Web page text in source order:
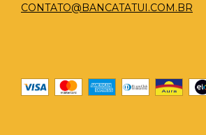
CONTATO@BANCATATUI.COM.BR